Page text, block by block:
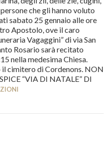
che gli hanno voluto
sabato 25 gennaio alle ore
Apostolo, ove il caro
Vagaggini” di via San
Rosario sarà recitato
nella medesima Chiesa.
il cimitero di Cordenons. NON
“VIA DI NATALE” DI